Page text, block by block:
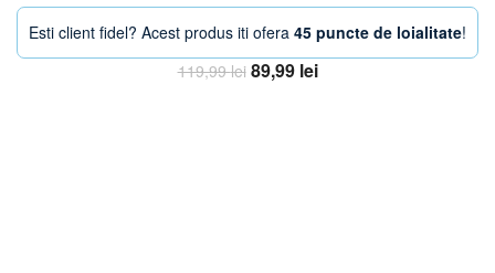
Esti client fidel? Acest produs iti ofera 45 puncte de loialitate!
119,99lei Prețul
89,99 leiPrețul